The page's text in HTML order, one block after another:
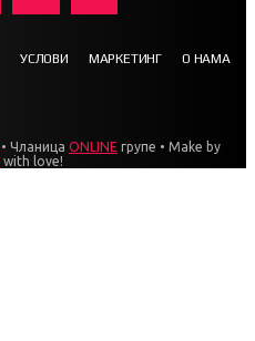
УСЛОВИ МАРКЕТИНГ О НАМА
• Чланица ONLINE групе • Make by
with love!